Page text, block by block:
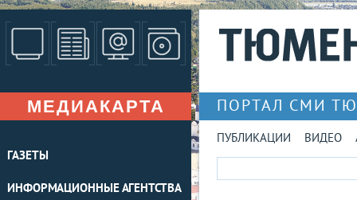
МЕДИАКАРТА
ГАЗЕТЫ
ИНФОРМАЦИОННЫЕ АГЕНТСТВА
ПОРТАЛ СМИ
ПУБЛИКАЦИИ ВИДЕО